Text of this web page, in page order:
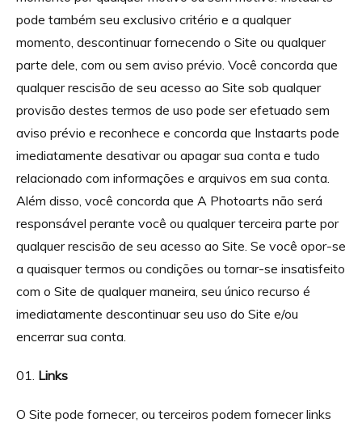
pode também seu exclusivo critério e a qualquer
momento, descontinuar fornecendo o Site ou qualquer
parte dele, com ou sem aviso prévio. Você concorda que
qualquer rescisão de seu acesso ao Site sob qualquer
provisão destes termos de uso pode ser efetuado sem
aviso prévio e reconhece e concorda que Instaarts pode
imediatamente desativar ou apagar sua conta e tudo
relacionado com informações e arquivos em sua conta.
Além disso, você concorda que A Photoarts não será
responsável perante você ou qualquer terceira parte por
qualquer rescisão de seu acesso ao Site. Se você opor-se
a quaisquer termos ou condições ou tornar-se insatisfeito
com o Site de qualquer maneira, seu único recurso é
imediatamente descontinuar seu uso do Site e/ou
encerrar sua conta.
Links
O Site pode fornecer, ou terceiros podem fornecer links